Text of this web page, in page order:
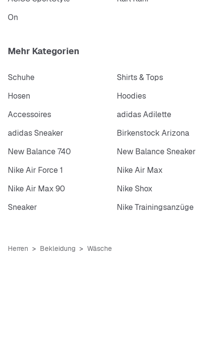
On
Mehr Kategorien
Schuhe
Shirts & Tops
Hosen
Hoodies
Accessoires
adidas Adilette
adidas Sneaker
Birkenstock Arizona
New Balance 740
New Balance Sneaker
Nike Air Force 1
Nike Air Max
Nike Air Max 90
Nike Shox
Sneaker
Nike Trainingsanzüge
Herren Bekleidung Wäsche